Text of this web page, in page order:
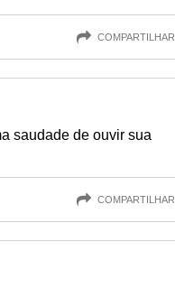
COMPARTILHAR
saudade de ouvir sua
COMPARTILHAR